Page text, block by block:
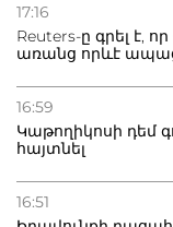
17:16
Reuters-ը գրել է,
առանց որևէ
16:59
Կաթողիկոսի դեմ
հայտնել
16:51
բնակվել
Բաքվի բանտից
Փաշինյանին